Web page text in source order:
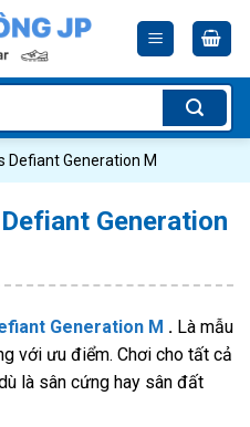
Defiant Generation M
Generation
Generation M . Là mẫu
với ưu điểm. Chơi cho tất cả
là sân cứng hay sân đất